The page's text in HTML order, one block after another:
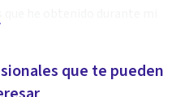
que te pueden